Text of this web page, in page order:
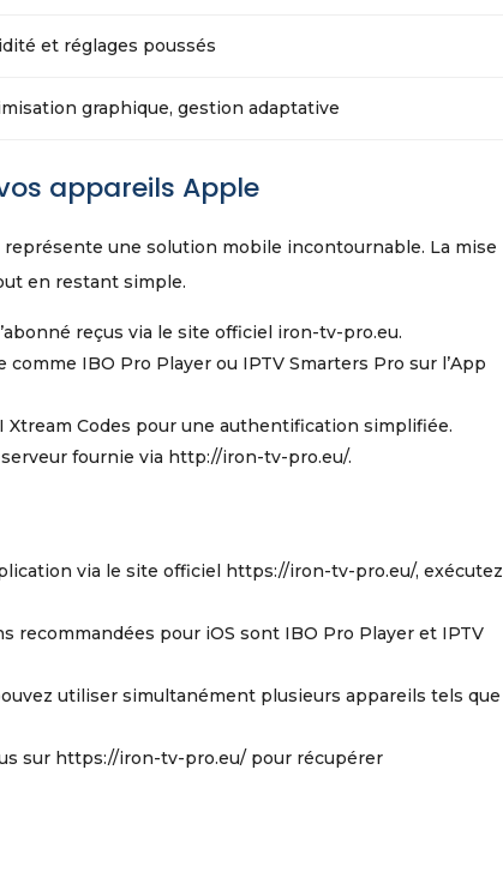
et réglages poussés
graphique, gestion adaptative
appareils Apple
représente une solution mobile incontournable. La mise
en restant simple.
reçus via le site officiel iron-tv-pro.eu.
IBO Pro Player ou IPTV Smarters Pro sur l’App
Codes pour une authentification simplifiée.
fournie via http://iron-tv-pro.eu/.
via le site officiel https://iron-tv-pro.eu/, exécutez
recommandées pour iOS sont IBO Pro Player et IPTV
utiliser simultanément plusieurs appareils tels que
sur https://iron-tv-pro.eu/ pour récupérer